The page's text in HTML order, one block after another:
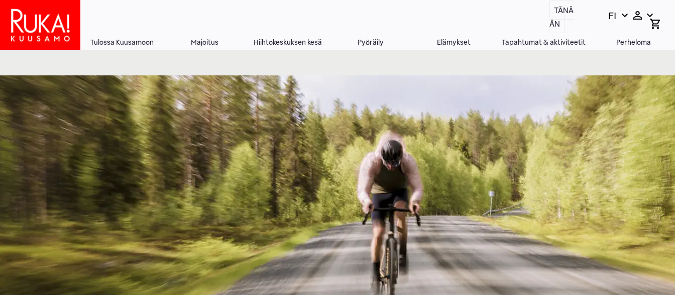
Hyppää
pääsisältöön
TÄNÄ
ÄN
Vaihda
nykyinen
FI
navigation
Tulossa Kuusamoon Majoitus Hiihtokeskuksen kesä Pyöräily Elämykset Tapahtumat & aktiviteetit Perheloma